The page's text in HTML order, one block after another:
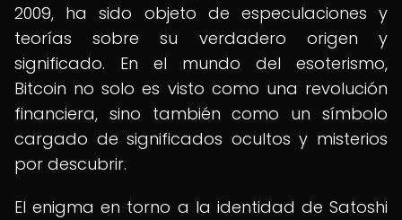
2009, ha sido objeto de especulaciones y
teorías sobre su verdadero origen y
significado. En el mundo del esoterismo,
Bitcoin no solo es visto como una revolución
financiera, sino también como un símbolo
cargado de significados ocultos y misterios
por descubrir.
El enigma en torno a la identidad de Satoshi